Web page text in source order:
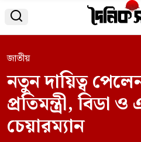

জাতীয়
নতুন দায়িত্ব পেলেন
প্রতিমন্ত্রী, বিডা
চেয়ারম্যান